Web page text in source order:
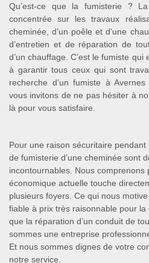
Qu’est-ce que la fumisterie ?
concentrée sur les travaux
cheminée, d’un poêle et d’une
d’entretien et de réparation de
d’un chauffage. C’est le fumiste
à garantir tous ceux qui sont
recherche d’un fumiste à
vous invitons de ne pas hésiter à
là pour vous satisfaire.
Pour une raison sécuritaire pendant
de fumisterie d’une cheminée sont
incontournables. Nous
économique actuelle touche
plusieurs foyers. Ce qui nous
fiable à prix très raisonnable pour
que la réparation d’un conduit de
sommes une entreprise
Et nous sommes dignes de votre
notre service.